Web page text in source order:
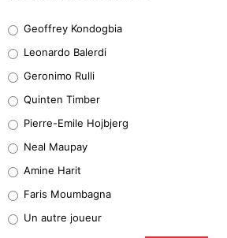
38%
32%
5%
1%
9%
Geoffrey Kondogbia
Leonardo Balerdi
Geronimo Rulli
Quinten Timber
Pierre-Emile Hojbjerg
Neal Maupay
Amine Harit
Faris Moumbagna
Un autre joueur